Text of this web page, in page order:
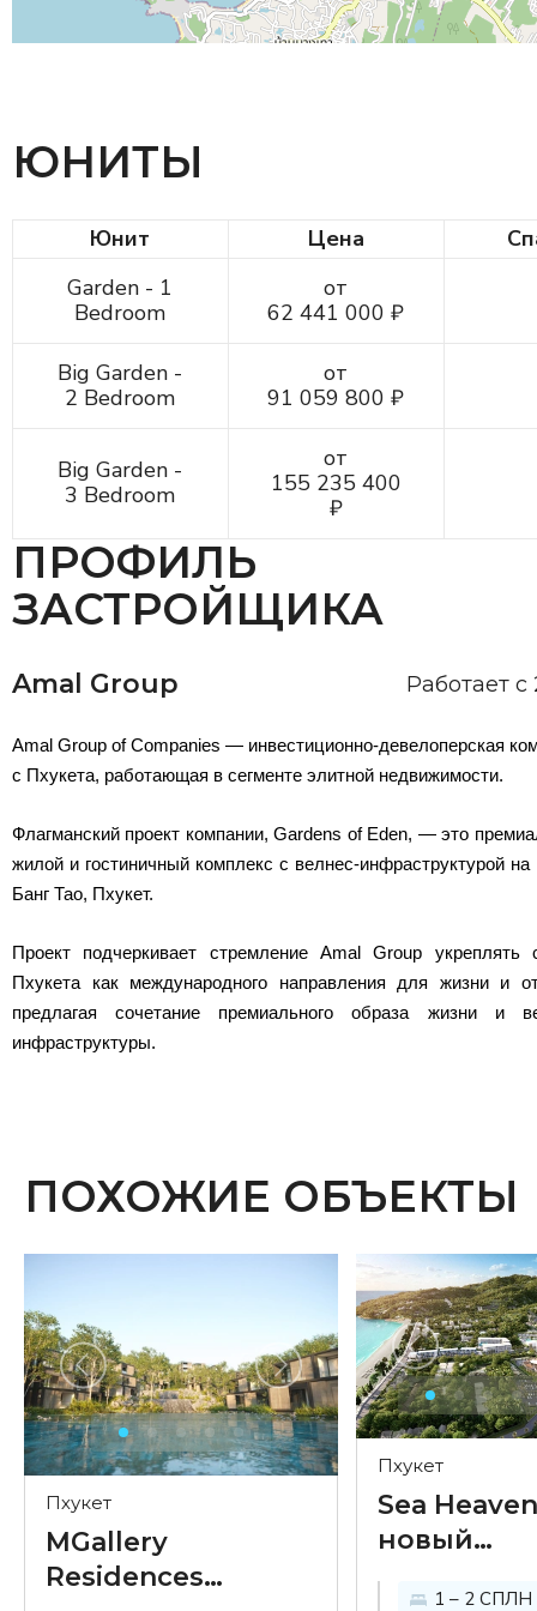
ЮНИТЫ
Юнит Цена
Garden - 1
Bedroom
от
62 441 000 ₽
Big Garden -
2 Bedroom
от
91 059 800 ₽
Big Garden -
3 Bedroom
от
155 235 400
₽
ПРОФИЛЬ
ЗАСТРОЙЩИКА
Amal Group Работает с
Amal Group of Companies — инвестиционно-девелоперская
с Пхукета, работающая в сегменте элитной недвижимости.
Флагманский проект компании, Gardens of Eden, — это
жилой и гостиничный комплекс с велнес-инфраструктурой на
Банг Тао, Пхукет.
Проект подчеркивает стремление Amal Group укреплять
Пхукета как международного направления для жизни и
предлагая сочетание премиального образа жизни и
инфраструктуры.
ПОХОЖИЕ ОБЪЕКТЫ
Пхукет
MGallery
Residences
Пхукет
Sea
новый
1 – 2 СПЛН